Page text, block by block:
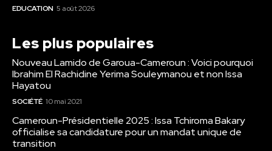
EDUCATION 5 août 2026
Les plus populaires
Nouveau Lamido de Garoua-Cameroun : Voici pourquoi
Ibrahim El Rachidine Yerima Souleymanou et non Issa
Hayatou
SOCIÉTÉ 10 mai 2021
Cameroun-Présidentielle 2025 : Issa Tchiroma Bakary
officialise sa candidature pour un mandat unique de
transition